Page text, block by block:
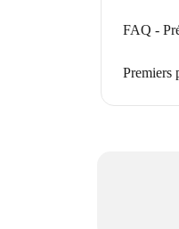
FAQ -
Premiers